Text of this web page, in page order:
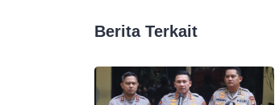
Berita Terkait